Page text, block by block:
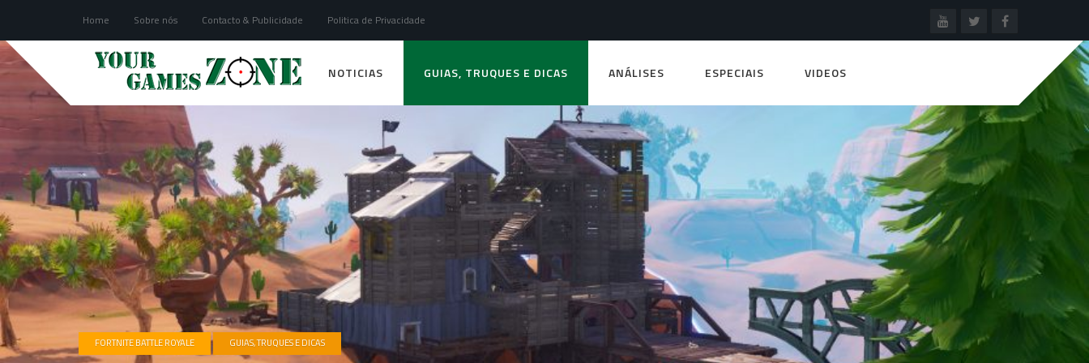
Home Sobre nós Contacto & Publicidade Politica de Privacidade
NOTICIAS GUIAS, TRUQUES E DICAS ANÁLISES ESPECIAIS VIDEOS
FORTNITE BATTLE ROYALE GUIAS, TRUQUES E DICAS